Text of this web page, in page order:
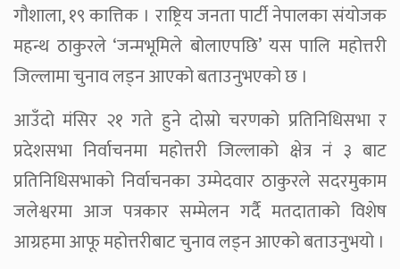
गौशाला, १९ कात्तिक । राष्ट्रिय जनता पार्टी नेपालका संयोजक
महन्थ ठाकुरले ‘जन्मभूमिले बोलाएपछि’ यस पालि महोत्तरी
जिल्लामा चुनाव लड्न आएको बताउनुभएको छ ।
आउँदो मंसिर २१ गते हुने दोस्रो चरणको प्रतिनिधिसभा र
प्रदेशसभा निर्वाचनमा महोत्तरी जिल्लाको क्षेत्र नं ३ बाट
प्रतिनिधिसभाको निर्वाचनका उम्मेदवार ठाकुरले सदरमुकाम
जलेश्वरमा आज पत्रकार सम्मेलन गर्दै मतदाताको विशेष
आग्रहमा आफू महोत्तरीबाट चुनाव लड्न आएको बताउनुभयो ।